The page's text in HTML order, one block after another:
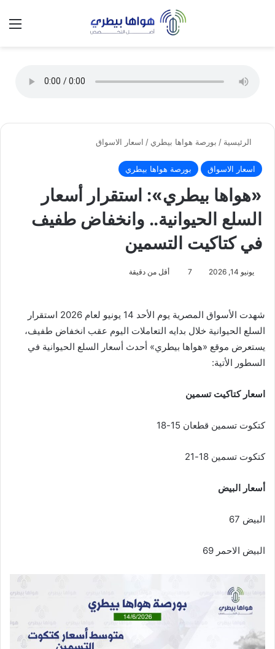
الوضع
الرئيسية / بورصة هواها بيطري / اسعار الاسواق
اسعار الاسواق بورصة هواها بيطري
«هواها بيطري»: استقرار أسعار
السلع الحيوانية.. وانخفاض طفيف
في كتاكيت التسمين
يونيو 14, 2026 7 أقل من دقيقة
شهدت الأسواق المصرية يوم الأحد 14 يونيو لعام 2026 استقرار
السلع الحيوانية خلال بدايه التعاملات اليوم عقب انخفاض طفيف،
يستعرض موقع «هواها بيطري» أحدث أسعار السلع الحيوانية في
السطور الأتية:
اسعار كتاكيت تسمين
كتكوت تسمين قطعان 15-18
كتكوت تسمين 18-21
أسعار البيض
البيض 67
البيض الاحمر 69